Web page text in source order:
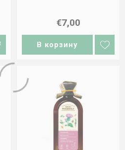
€7,00
В корзину